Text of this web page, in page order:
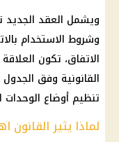
ويشمل العقد الجديد
وشروط الاستخدام
الاتفاق، تكون
القانونية وفق الجدول
تنظيم أوضاع الوحدات
لماذا يثير